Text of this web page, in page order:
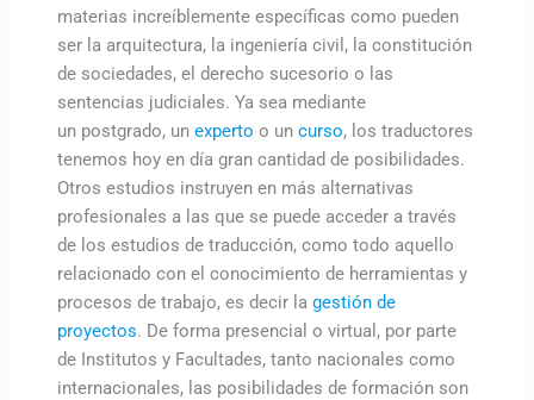
materias increíblemente específicas como pueden
ser la arquitectura, la ingeniería civil, la constitución
de sociedades, el derecho sucesorio o las
sentencias judiciales. Ya sea mediante
un postgrado, un experto o un curso, los traductores
tenemos hoy en día gran cantidad de posibilidades.
Otros estudios instruyen en más alternativas
profesionales a las que se puede acceder a través
de los estudios de traducción, como todo aquello
relacionado con el conocimiento de herramientas y
procesos de trabajo, es decir la gestión de
proyectos. De forma presencial o virtual, por parte
de Institutos y Facultades, tanto nacionales como
internacionales, las posibilidades de formación son